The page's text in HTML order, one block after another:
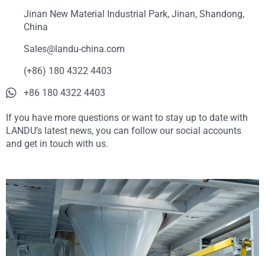
Jinan New Material Industrial Park, Jinan, Shandong,
China
Sales@landu-china.com
(+86) 180 4322 4403
+86 180 4322 4403
If you have more questions or want to stay up to date with
LANDU’s latest news, you can follow our social accounts
and get in touch with us.